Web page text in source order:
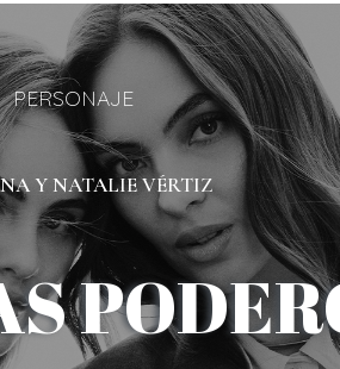
PERSONAJE
Y NATALIE VÉRTIZ